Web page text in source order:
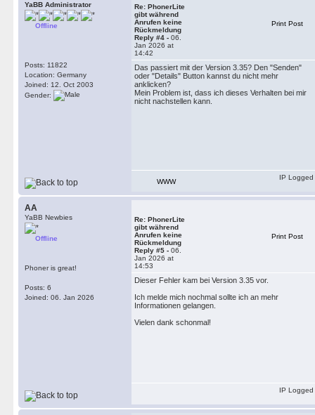
YaBB Administrator
Offline
Posts: 11822
Location: Germany
Joined: 12. Oct 2003
Gender:
Re: PhonerLite
gibt während
Anrufen keine
Rückmeldung
Reply #4 - 06.
Jan 2026 at
14:42
Print Post
Das passiert mit der Version 3.35? Den "Senden"
oder "Details" Button kannst du nicht mehr
anklicken?
Mein Problem ist, dass ich dieses Verhalten bei mir
nicht nachstellen kann.
WWW
IP Logged
AA
YaBB Newbies
Offline
Phoner is great!
Posts: 6
Joined: 06. Jan 2026
Re: PhonerLite
gibt während
Anrufen keine
Rückmeldung
Reply #5 - 06.
Jan 2026 at
14:53
Print Post
Dieser Fehler kam bei Version 3.35 vor.
Ich melde mich nochmal sollte ich an mehr
Informationen gelangen.
Vielen dank schonmal!
IP Logged